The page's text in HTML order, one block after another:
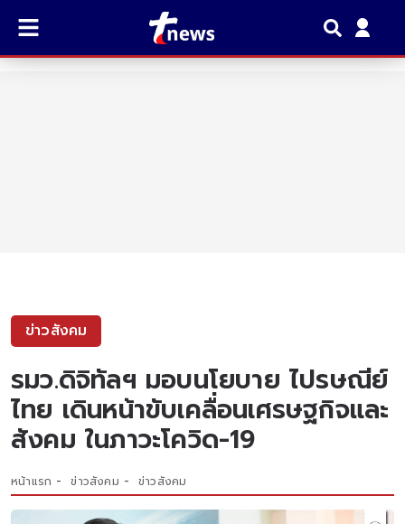
ข่าวสังคม
รมว.ดิจิทัลฯ มอบนโยบาย ไปรษณีย์
ไทย เดินหน้าขับเคลื่อนเศรษฐกิจและ
สังคม ในภาวะโควิด-19
หน้าแรก ข่าวสังคม ข่าวสังคม